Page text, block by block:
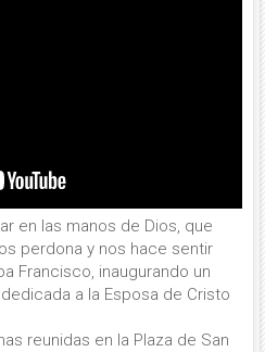
en las manos de Dios, que
perdona y nos hace sentir
Francisco, inaugurando un
a la Esposa de Cristo
reunidas en la Plaza de San